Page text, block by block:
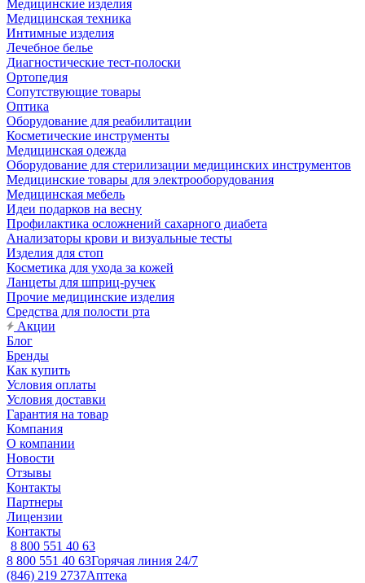
Медицинские изделия
Медицинская техника
Интимные изделия
Лечебное белье
Диагностические тест-полоски
Ортопедия
Сопутствующие товары
Оптика
Оборудование для реабилитации
Косметические инструменты
Медицинская одежда
Оборудование для стерилизации медицинских инструментов
Медицинские товары для электрооборудования
Медицинская мебель
Идеи подарков на весну
Профилактика осложнений сахарного диабета
Анализаторы крови и визуальные тесты
Изделия для стоп
Косметика для ухода за кожей
Ланцеты для шприц-ручек
Прочие медицинские изделия
Средства для полости рта
Акции
Блог
Бренды
Как купить
Условия оплаты
Условия доставки
Гарантия на товар
Компания
О компании
Новости
Отзывы
Контакты
Партнеры
Лицензии
Контакты
8 800 551 40 63
8 800 551 40 63Горячая линия 24/7
(846) 219 2737Аптека